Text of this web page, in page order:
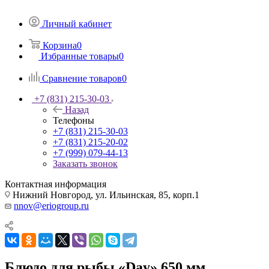
Личный кабинет
Корзина0
Избранные товары0
Сравнение товаров0
+7 (831) 215-30-03
Назад
Телефоны
+7 (831) 215-30-03
+7 (831) 215-20-02
+7 (999) 079-44-13
Заказать звонок
Контактная информация
Нижний Новгород, ул. Ильинская, 85, корп.1
nnov@eriogroup.ru